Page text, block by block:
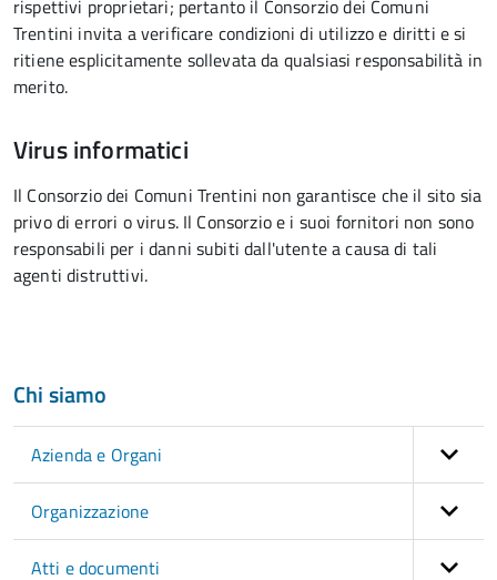
rispettivi proprietari; pertanto il Consorzio dei Comuni
Trentini invita a verificare condizioni di utilizzo e diritti e si
ritiene esplicitamente sollevata da qualsiasi responsabilità in
merito.
Virus informatici
Il Consorzio dei Comuni Trentini non garantisce che il sito sia
privo di errori o virus. Il Consorzio e i suoi fornitori non sono
responsabili per i danni subiti dall'utente a causa di tali
agenti distruttivi.
Chi siamo
Azienda e Organi
Organizzazione
Atti e documenti